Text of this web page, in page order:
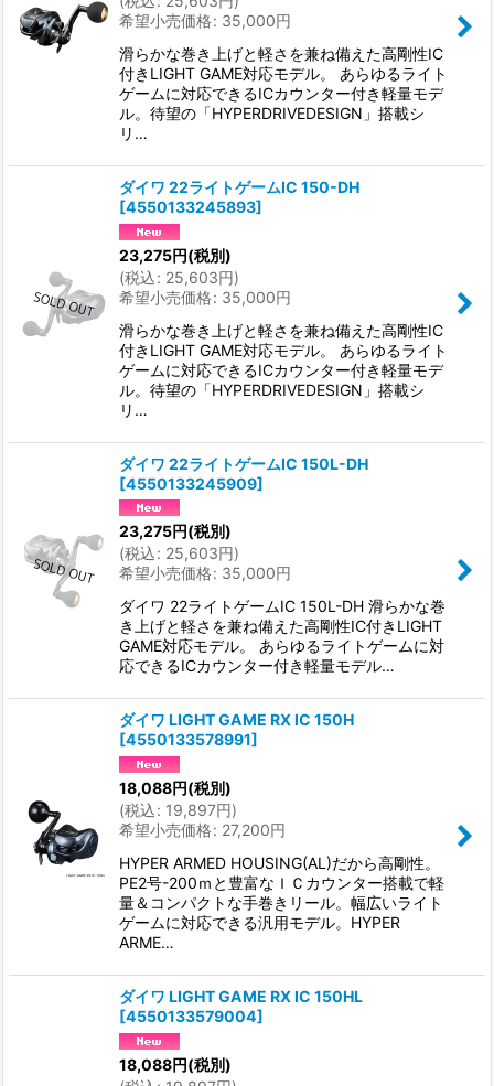
希望小売価格: 35,000円
滑らかな巻き上げと軽さを兼ね備えた高剛性IC
付きLIGHT GAME対応モデル。 あらゆるライト
ゲームに対応できるICカウンター付き軽量モデ
ル。待望の「HYPERDRIVEDESIGN」搭載シ
リ…
ダイワ 22ライトゲームIC 150-DH
[4550133245893]
23,275円(税別)
(税込: 25,603円)
希望小売価格: 35,000円
滑らかな巻き上げと軽さを兼ね備えた高剛性IC
付きLIGHT GAME対応モデル。 あらゆるライト
ゲームに対応できるICカウンター付き軽量モデ
ル。待望の「HYPERDRIVEDESIGN」搭載シ
リ…
ダイワ 22ライトゲームIC 150L-DH
[4550133245909]
23,275円(税別)
(税込: 25,603円)
希望小売価格: 35,000円
ダイワ 22ライトゲームIC 150L-DH 滑らかな巻
き上げと軽さを兼ね備えた高剛性IC付きLIGHT
GAME対応モデル。 あらゆるライトゲームに対
応できるICカウンター付き軽量モデル…
ダイワ LIGHT GAME RX IC 150H
[4550133578991]
18,088円(税別)
(税込: 19,897円)
希望小売価格: 27,200円
HYPER ARMED HOUSING(AL)だから高剛性。
PE2号-200ｍと豊富なＩＣカウンター搭載で軽
量＆コンパクトな手巻きリール。幅広いライト
ゲームに対応できる汎用モデル。HYPER
ARME…
ダイワ LIGHT GAME RX IC 150HL
[4550133579004]
18,088円(税別)